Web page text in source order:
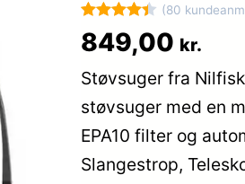
Bedømt
som4.4
ud af 5
80
kundebedø
mmelser
(80
849,00 kr.
Støvsuger fra
støvsuger med en
EPA10 filter og
Slangestrop,